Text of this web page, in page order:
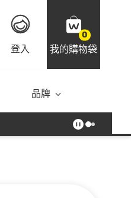
登入
0
我的購物袋
品牌